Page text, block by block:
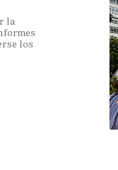
la
los